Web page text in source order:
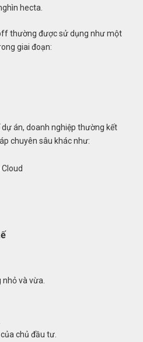
hecta.
thường được sử dụng như một
giai đoạn:
án, doanh nghiệp thường kết
chuyên sâu khác như:
và vừa.
chủ đầu tư.